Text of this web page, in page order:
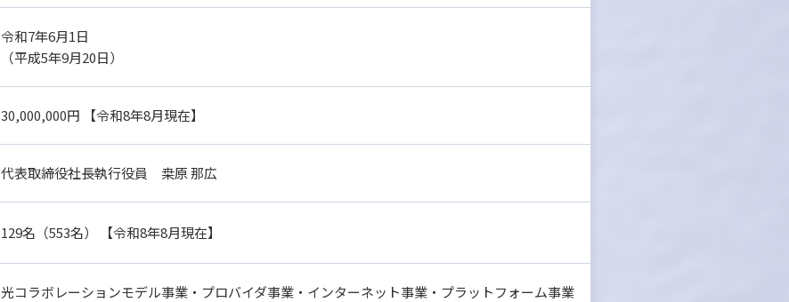
令和7年6月1日
（平成5年9月20日）
30,000,000円 【令和8年8月現在】
代表取締役社長執行役員 桒原 那広
129名（553名） 【令和8年8月現在】
光コラボレーションモデル事業・プロバイダ事業・インターネット事業・プラットフォーム事業